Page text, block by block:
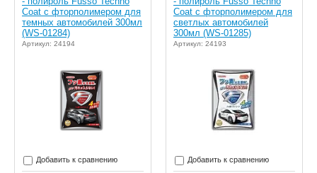
Coat с фторполимером для
темных автомобилей 300мл
(WS-01284)
Артикул: 24194
Добавить к сравнению
Coat с фторполимером для
светлых автомобилей
300мл (WS-01285)
Артикул: 24193
Добавить к сравнению